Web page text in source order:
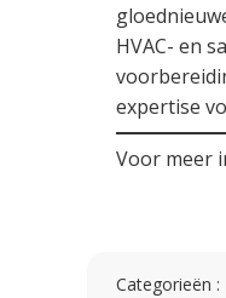
HVAC- en
expertise
Voor meer
Categorieën :